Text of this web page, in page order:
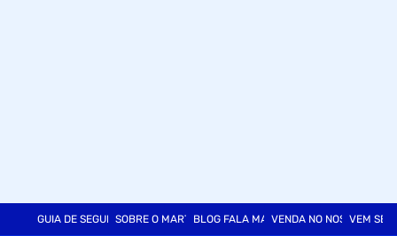
GUIA DE SEGURANÇASOBRE O MARTINSBLOG FALA MARTVENDA NO NOSSO SITE
VEM SER